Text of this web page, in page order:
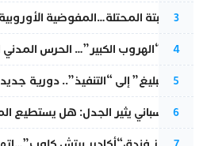
3
أزمة سبتة المحتلة…المفوضية
4
عملية “الهروب الكبير”… الحرس
5
من “التبليغ” إلى “التنفيذ”.. دورية
6
تقرير إسباني يثير الجدل: هل يستطيع